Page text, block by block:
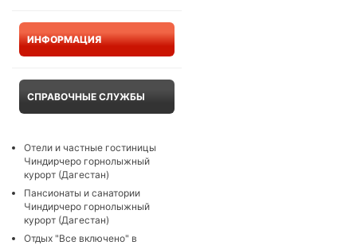
ИНФОРМАЦИЯ
СПРАВОЧНЫЕ СЛУЖБЫ
Отели и частные гостиницы
Чиндирчеро горнолыжный
курорт (Дагестан)
Пансионаты и санатории
Чиндирчеро горнолыжный
курорт (Дагестан)
Отдых "Все включено" в